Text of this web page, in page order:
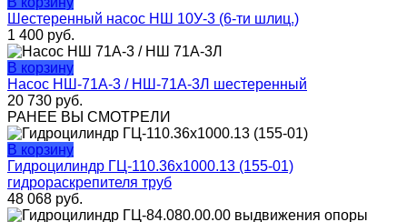
Шестеренный насос НШ 10У-3 (6-ти шлиц.)
1 400 руб.
В корзину
Насос НШ-71А-3 / НШ-71А-3Л шестеренный
20 730 руб.
РАНЕЕ ВЫ СМОТРЕЛИ
В корзину
Гидроцилиндр ГЦ-110.36х1000.13 (155-01)
гидрораскрепителя труб
48 068 руб.